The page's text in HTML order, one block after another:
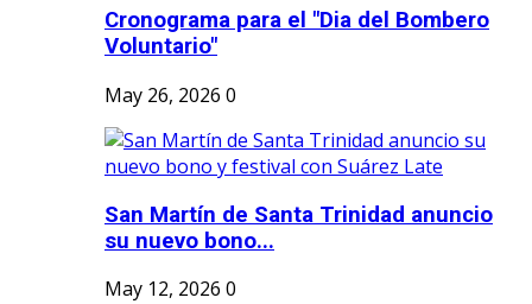
Cronograma para el "Dia del Bombero
Voluntario"
May 26, 2026 0
San Martín de Santa Trinidad anuncio
su nuevo bono...
May 12, 2026 0